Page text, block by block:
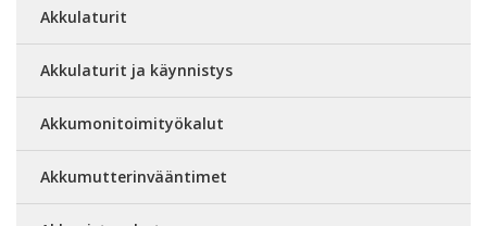
Akkulaturit
Akkulaturit ja käynnistys
Akkumonitoimityökalut
Akkumutterinvääntimet